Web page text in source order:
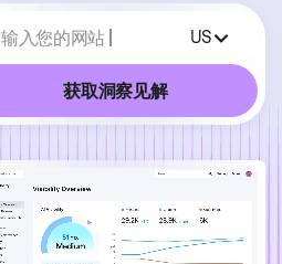
输入您的网站 US
获取洞察见解